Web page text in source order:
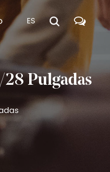
ES
Pulgadas